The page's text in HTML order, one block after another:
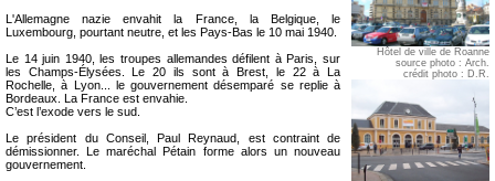
Hôtel de ville de Roanne
source photo : Arch.
crédit photo : D.R.
L'Allemagne nazie envahit la France, la Belgique, le
Luxembourg, pourtant neutre, et les Pays-Bas le 10 mai 1940.
Le 14 juin 1940, les troupes allemandes défilent à Paris, sur
les Champs-Élysées. Le 20 ils sont à Brest, le 22 à La
Rochelle, à Lyon... le gouvernement désemparé se replie à
Bordeaux. La France est envahie.
C’est l’exode vers le sud.
Le président du Conseil, Paul Reynaud, est contraint de
démissionner. Le maréchal Pétain forme alors un nouveau
gouvernement.